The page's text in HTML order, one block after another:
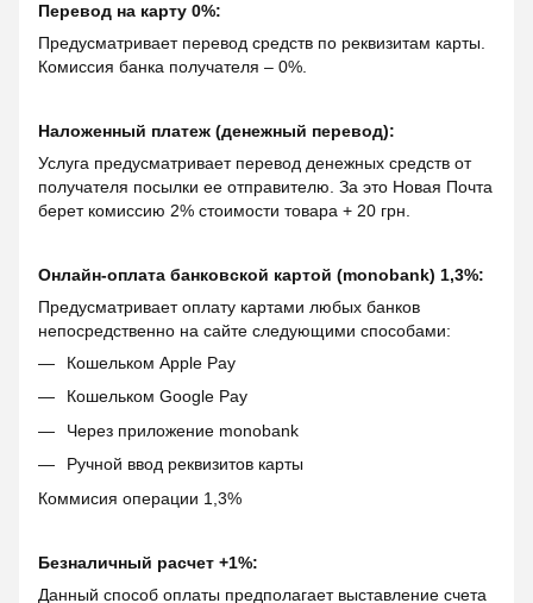
Перевод на карту 0%:
Предусматривает перевод средств по реквизитам карты.
Комиссия банка получателя – 0%.
Наложенный платеж (денежный перевод):
Услуга предусматривает перевод денежных средств от
получателя посылки ее отправителю. За это Новая Почта
берет комиссию 2% стоимости товара + 20 грн.
Онлайн-оплата банковской картой (monobank) 1,3%:
Предусматривает оплату картами любых банков
непосредственно на сайте следующими способами:
Кошельком Apple Pay
Кошельком Google Pay
Через приложение monobank
Ручной ввод реквизитов карты
Коммисия операции 1,3%
Безналичный расчет +1%:
Данный способ оплаты предполагает выставление счета